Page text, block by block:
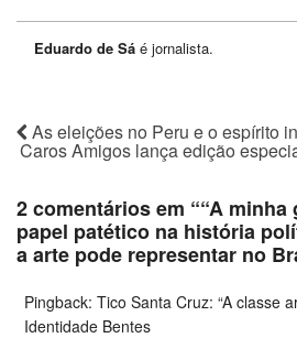
Eduardo de Sá é jornalista.
As eleições no Peru e o espírito
Caros Amigos lança edição
2 comentários em ““A minha
papel patético na história
a arte pode representar no
Pingback: Tico Santa Cruz: “A classe
Identidade Bentes